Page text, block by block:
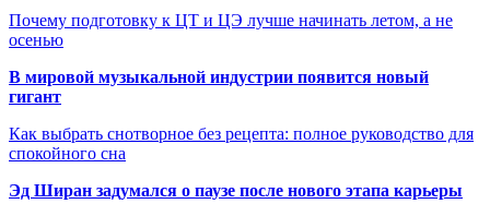
Почему подготовку к ЦТ и ЦЭ лучше начинать летом, а не
осенью
В мировой музыкальной индустрии появится новый
гигант
Как выбрать снотворное без рецепта: полное руководство для
спокойного сна
Эд Ширан задумался о паузе после нового этапа карьеры